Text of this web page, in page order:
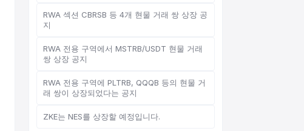
RWA 섹션 CBRSB 등 4개 현물 거래 쌍 상장 공
지
RWA 전용 구역에서 MSTRB/USDT 현물 거래
쌍 상장 공지
RWA 전용 구역에 PLTRB, QQQB 등의 현물 거
래 쌍이 상장되었다는 공지
ZKE는 NES를 상장할 예정입니다.안녕하세요, 무엇을 도와드릴까